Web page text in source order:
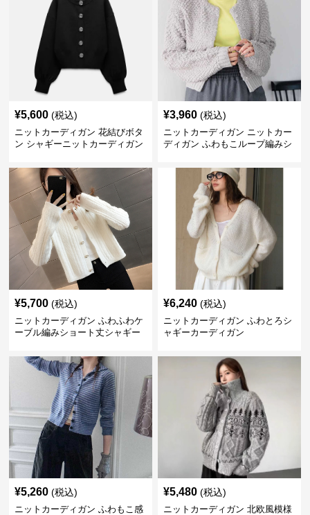
¥5,600 (税込)
ニットカーディガン 花結びボタ
ン シャギーニットカーディガン
¥3,960 (税込)
ニットカーディガン ニットカー
ディガン ふわもこループ編みシ
¥5,700 (税込)
ニットカーディガン ふわふわケ
ーブル編みショート丈シャギー
¥6,240 (税込)
ニットカーディガン ふわとろシ
ャギーカーディガン
¥5,260 (税込)
ニットカーディガン ふわもこ感
¥5,480 (税込)
ニットカーディガン 北欧風模様